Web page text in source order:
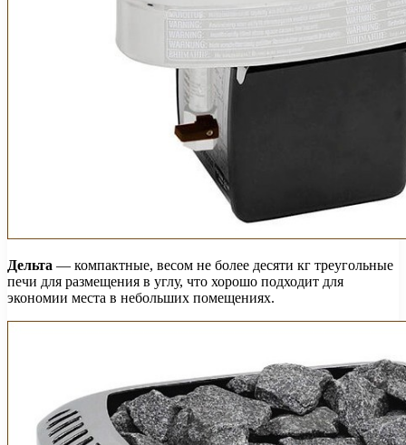
Дельта — компактные, весом не более десяти кг треугольные
печи для размещения в углу, что хорошо подходит для
экономии места в небольших помещениях.